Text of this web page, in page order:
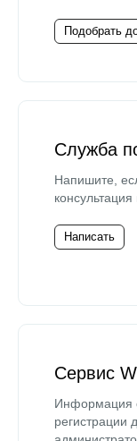
Подобрать
Служба
Напишите,
консультация
Написать
Сервис
Информация
регистрации